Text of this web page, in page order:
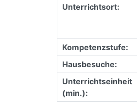
Unterrichtsort:
Kompetenzstufe:
Hausbesuche:
Unterrichtseinheit
(min.):